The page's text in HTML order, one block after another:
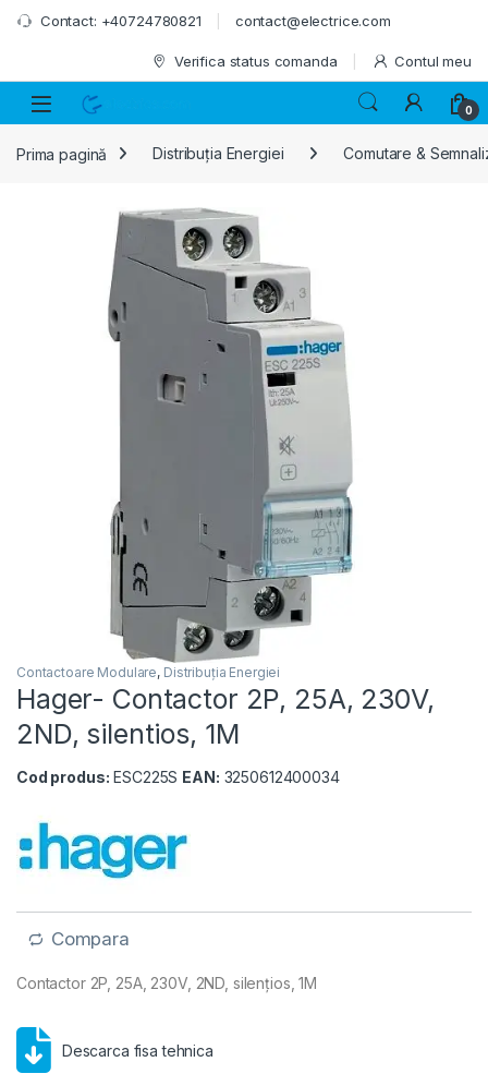
Skip to navigation
Skip to content
Contact: +40724780821 contact@electrice.com
Verifica status comanda Contul meu
0
Prima pagină Distribuția Energiei Comutare &
Contactoare Modulare, Distribuția Energiei
Hager- Contactor 2P, 25A, 230V,
2ND, silentios, 1M
Cod produs: ESC225S EAN: 3250612400034
Compara
Contactor 2P, 25A, 230V, 2ND, silențios, 1M
Descarca fisa tehnica